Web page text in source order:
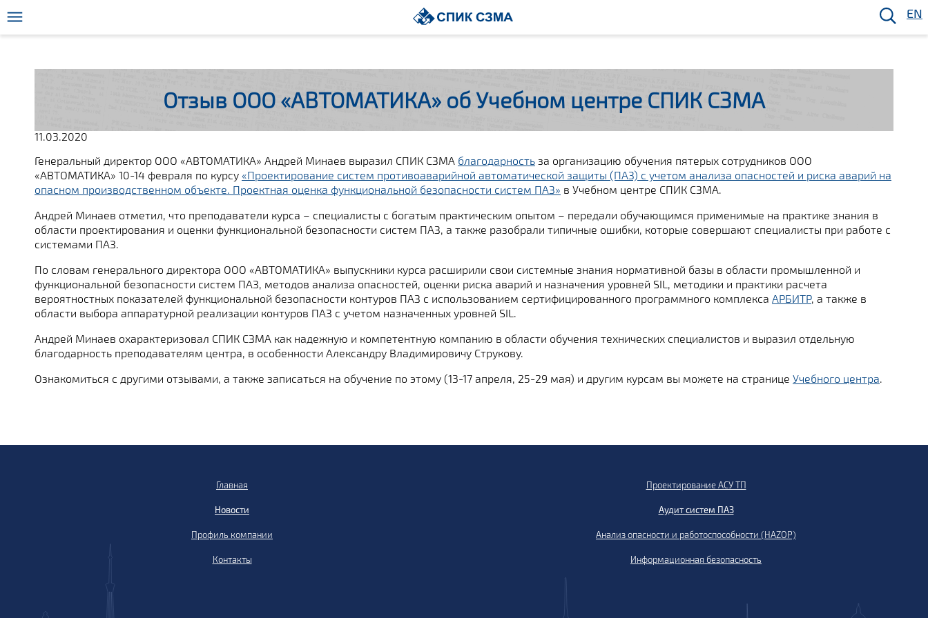
EN
Отзыв ООО «АВТОМАТИКА» об Учебном центре СПИК СЗМА
11.03.2020
Генеральный директор ООО «АВТОМАТИКА» Андрей Минаев выразил СПИК СЗМА благодарность за организацию обучения пятерых сотрудников ООО
«АВТОМАТИКА» 10-14 февраля по курсу «Проектирование систем противоаварийной автоматической защиты (ПАЗ) с учетом анализа опасностей и риска аварий на
опасном производственном объекте. Проектная оценка функциональной безопасности систем ПАЗ» в Учебном центре СПИК СЗМА.
Андрей Минаев отметил, что преподаватели курса – специалисты с богатым практическим опытом – передали обучающимся применимые на практике знания в
области проектирования и оценки функциональной безопасности систем ПАЗ, а также разобрали типичные ошибки, которые совершают специалисты при работе с
системами ПАЗ.
По словам генерального директора ООО «АВТОМАТИКА» выпускники курса расширили свои системные знания нормативной базы в области промышленной и
функциональной безопасности систем ПАЗ, методов анализа опасностей, оценки риска аварий и назначения уровней SIL, методики и практики расчета
вероятностных показателей функциональной безопасности контуров ПАЗ с использованием сертифицированного программного комплекса АРБИТР, а также в
области выбора аппаратурной реализации контуров ПАЗ с учетом назначенных уровней SIL.
Андрей Минаев охарактеризовал СПИК СЗМА как надежную и компетентную компанию в области обучения технических специалистов и выразил отдельную
благодарность преподавателям центра, в особенности Александру Владимировичу Струкову.
Ознакомиться с другими отзывами, а также записаться на обучение по этому (13-17 апреля, 25-29 мая) и другим курсам вы можете на странице Учебного центра.
Главная
Новости
Профиль компании
Контакты
Проектирование АСУ ТП
Аудит систем ПАЗ
Анализ опасности и работоспособности (HAZOP)
Информационная безопасность